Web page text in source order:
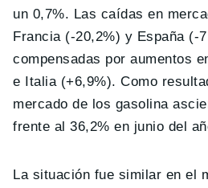
un 0,7%. Las caídas en
Francia (-20,2%) y España (-
compensadas por aumentos
e Italia (+6,9%). Como
mercado de los gasolina
frente al 36,2% en junio del
La situación fue similar en el